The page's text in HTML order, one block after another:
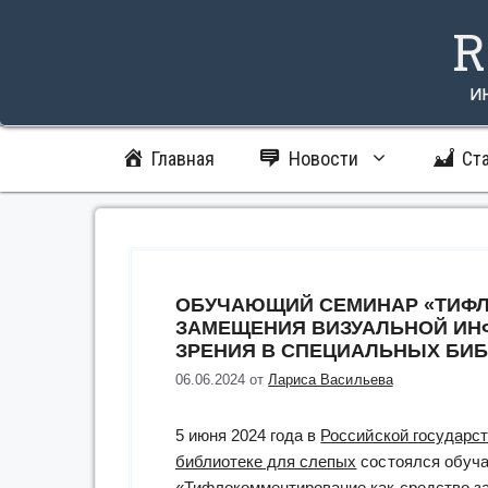
Главная Новости
ОБУЧАЮЩИЙ СЕМИНАР
ЗАМЕЩЕНИЯ ВИЗУАЛЬНОЙ
ЗРЕНИЯ В СПЕЦИАЛЬНЫХ
06.06.2024 отЛариса Васильева
5 июня 2024 года в Российской
библиотеке для слепых состоялся